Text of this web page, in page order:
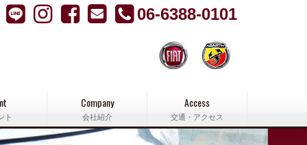
06-6388-0101
ト
Company
会社紹介
Access
交通・アクセス